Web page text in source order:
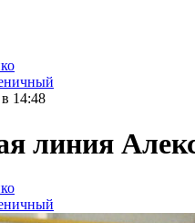
14:48
линия